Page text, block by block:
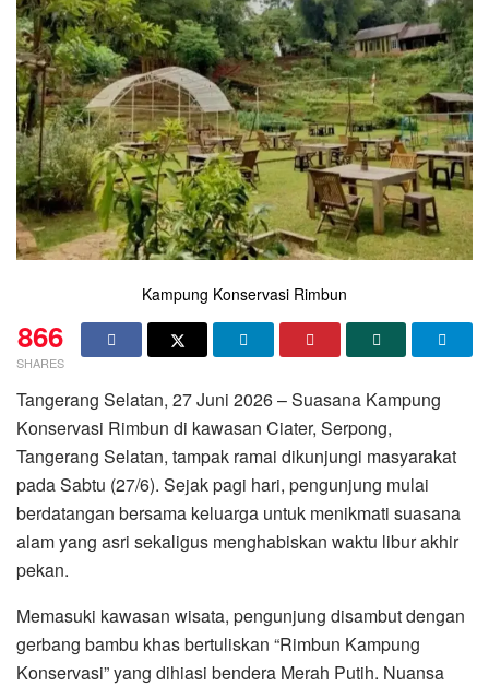
Kampung Konservasi Rimbun
866
SHARES
Tangerang Selatan, 27 Juni 2026 – Suasana Kampung
Konservasi Rimbun di kawasan Ciater, Serpong,
Tangerang Selatan, tampak ramai dikunjungi masyarakat
pada Sabtu (27/6). Sejak pagi hari, pengunjung mulai
berdatangan bersama keluarga untuk menikmati suasana
alam yang asri sekaligus menghabiskan waktu libur akhir
pekan.
Memasuki kawasan wisata, pengunjung disambut dengan
gerbang bambu khas bertuliskan “Rimbun Kampung
Konservasi” yang dihiasi bendera Merah Putih. Nuansa